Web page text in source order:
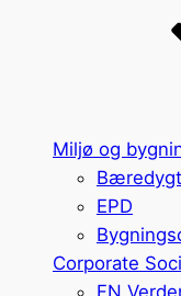
Miljø og
EPD
Corporate
FN